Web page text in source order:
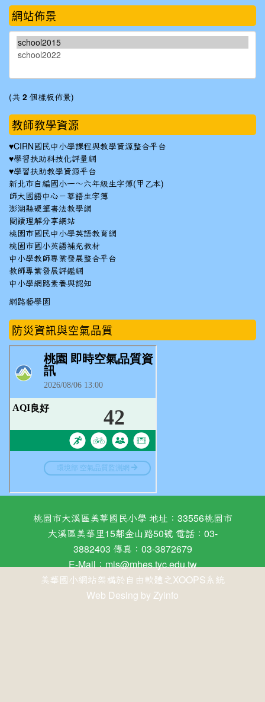
網站佈景
(共 2 個樣板佈景)
教師教學資源
♥CIRN國民中小學課程與教學資源整合平台
♥學習扶助科技化評量網
♥學習扶助教學資源平台
新北市自編國小一～六年級生字簿(甲乙本)
師大國語中心－華語生字簿
澎湖縣硬筆書法教學網
閱讀理解分享網站
桃園市國民中小學英語教育網
桃園市國小英語補充教材
中小學教師專業發展整合平台
教師專業發展評鑑網
中小學網路素養與認知
網路藝學園
防災資訊與空氣品質
桃園市大溪區美華國民小學 地址：33556桃園市
大溪區美華里15鄰金山路50號 電話：03-
3882403 傳真：03-3872679
E-Mail：mis@mhes.tyc.edu.tw
美華國小網站架構於自由軟體之XOOPS系統
Web Desing by Zyinfo